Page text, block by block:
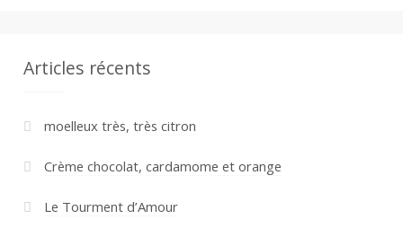
Articles récents
moelleux très, très citron
Crème chocolat, cardamome et orange
Le Tourment d’Amour